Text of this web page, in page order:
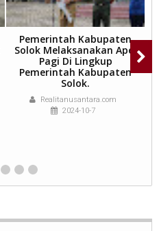
Pemerintah Kabupaten
Solok Melaksanakan Apel
Pagi Di Lingkup
Pemerintah Kabupaten
Solok.
Realitanusantara.com
2024-10-7